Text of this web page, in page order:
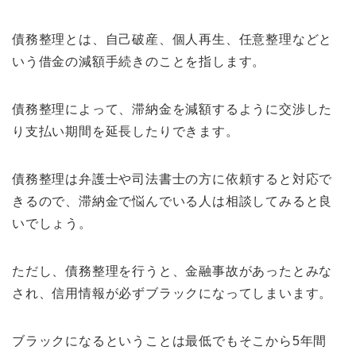
債務整理とは、自己破産、個人再生、任意整理などと
いう借金の減額手続きのことを指します。
債務整理によって、滞納金を減額するように交渉した
り支払い期間を延長したりできます。
債務整理は弁護士や司法書士の方に依頼すると対応で
きるので、滞納金で悩んでいる人は相談してみると良
いでしょう。
ただし、債務整理を行うと、金融事故があったとみな
され、信用情報が必ずブラックになってしまいます。
ブラックになるということは最低でもそこから5年間